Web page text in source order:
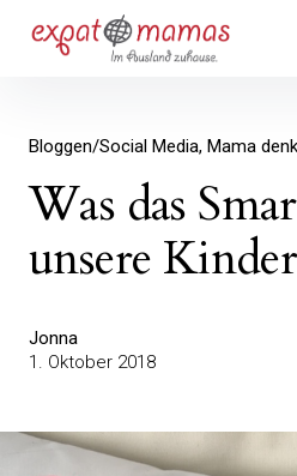
überspringen
Expatmamas – im
Bloggen/Social Media Mama
Was das
unsere
Jonna
1. Oktober 2018